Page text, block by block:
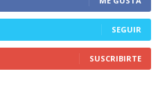
SEGUIR
SUSCRIBIRTE